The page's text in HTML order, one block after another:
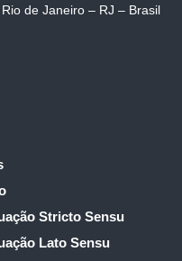
de Janeiro – RJ – Brasil
Stricto Sensu
Lato Sensu